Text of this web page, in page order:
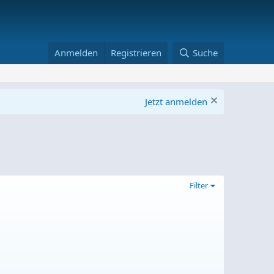
Anmelden Registrieren Suche
Jetzt anmelden
Filter